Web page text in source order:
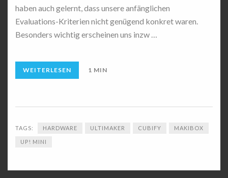
haben auch gelernt, dass unsere anfänglichen
Evaluations-Kriterien nicht genügend konkret waren.
Besonders wichtig erscheinen uns inzw …
WEITERLESEN 1 MIN
TAGS: HARDWARE ULTIMAKER CUBIFY MAKIBOX
UP! MINI